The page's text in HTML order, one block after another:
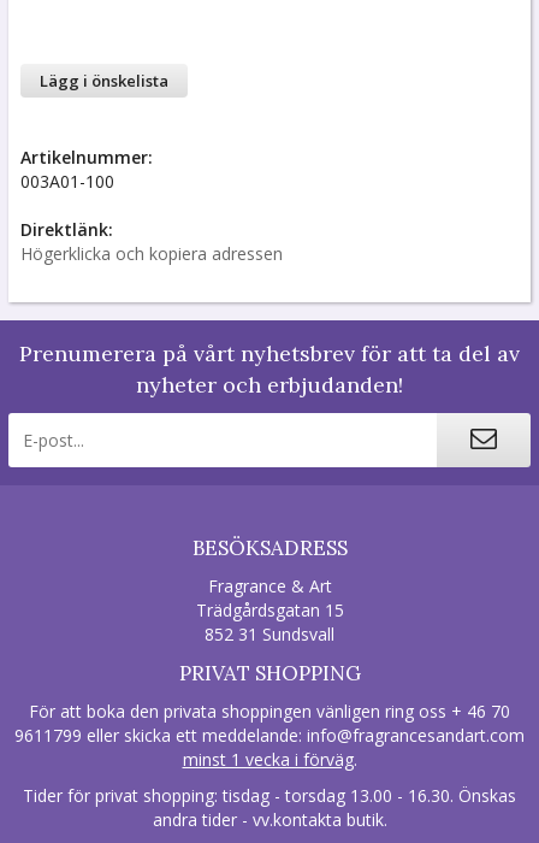
Lägg i önskelista
Artikelnummer:
003A01-100
Direktlänk:
Högerklicka och kopiera adressen
Prenumerera på vårt nyhetsbrev för att ta del av
nyheter och erbjudanden!
BESÖKSADRESS
Fragrance & Art
Trädgårdsgatan 15
852 31 Sundsvall
PRIVAT SHOPPING
För att boka den privata shoppingen vänligen ring oss + 46 70
9611799 eller skicka ett meddelande: info@fragrancesandart.com
minst 1 vecka i förväg.
Tider för privat shopping: tisdag - torsdag 13.00 - 16.30. Önskas
andra tider - vv.kontakta butik.